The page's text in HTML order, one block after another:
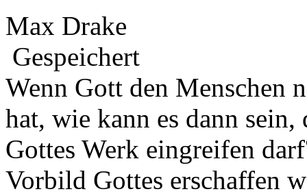
Max Drake
Gespeichert
Wenn Gott den Menschen
hat, wie kann es dann
Gottes Werk eingreifen
Vorbild Gottes erschaffen